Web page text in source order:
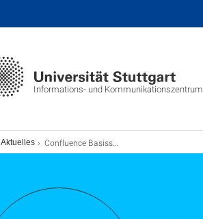
Informations- und Kommunikationszentrum
Aktuelles Confluence Basisschulung